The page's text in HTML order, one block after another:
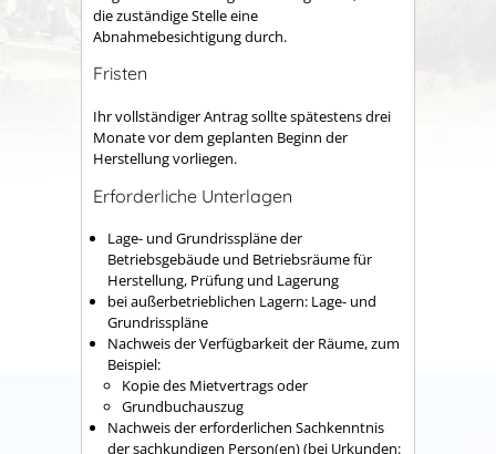
die zuständige Stelle eine
Abnahmebesichtigung durch.
Fristen
Ihr vollständiger Antrag sollte spätestens drei
Monate vor dem geplanten Beginn der
Herstellung vorliegen.
Erforderliche Unterlagen
Lage- und Grundrisspläne der
Betriebsgebäude und Betriebsräume für
Herstellung, Prüfung und Lagerung
bei außerbetrieblichen Lagern: Lage- und
Grundrisspläne
Nachweis der Verfügbarkeit der Räume, zum
Beispiel:
Kopie des Mietvertrags oder
Grundbuchauszug
Nachweis der erforderlichen Sachkenntnis
der sachkundigen Person(en) (bei Urkunden: